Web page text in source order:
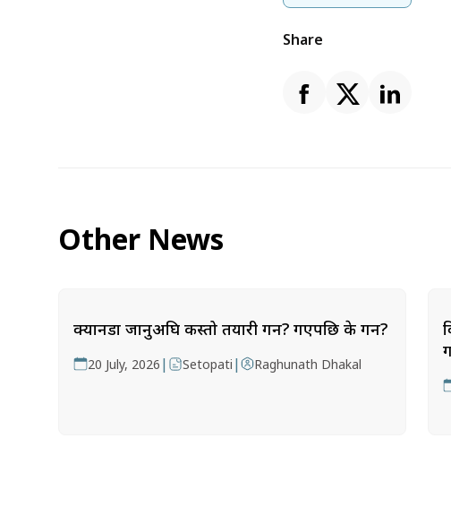
Share
Other News
क्यानडा जानुअघि कस्तो तयारी गर्ने? गएपछि के गर्ने?
20 July, 2026 | Setopati | Raghunath Dhakal